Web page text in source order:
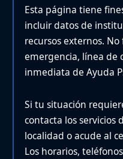
Esta página tiene
incluir datos de
recursos externos.
emergencia, línea de
inmediata de Ayuda
Si tu situación
contacta los servicios
localidad o acude al
Los horarios,